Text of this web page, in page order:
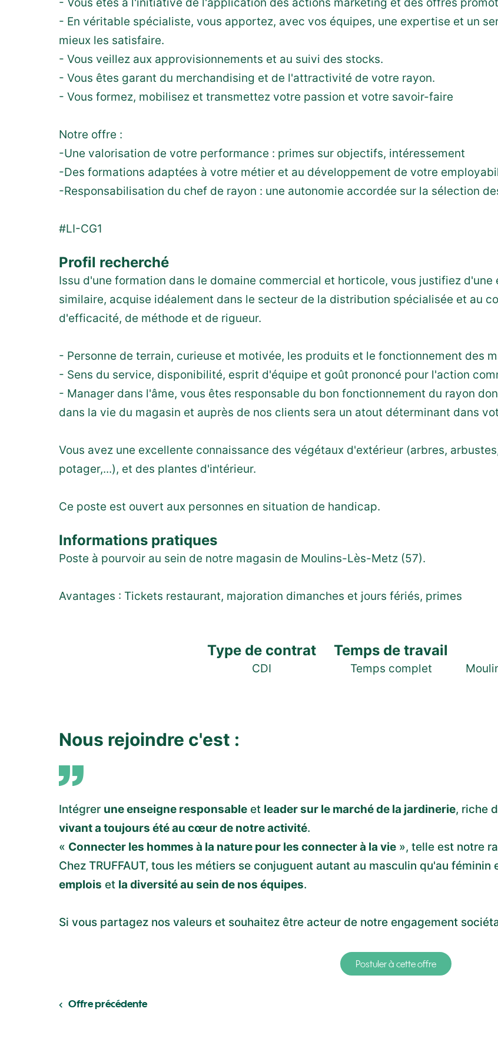
- En véritable spécialiste, vous apportez, avec vos équipes, une expertise et un
mieux les satisfaire.
- Vous veillez aux approvisionnements et au suivi des stocks.
- Vous êtes garant du merchandising et de l'attractivité de votre rayon.
- Vous formez, mobilisez et transmettez votre passion et votre savoir-faire
Notre offre :
-Une valorisation de votre performance : primes sur objectifs, intéressement
-Des formations adaptées à votre métier et au développement de votre
-Responsabilisation du chef de rayon : une autonomie accordée sur la sélection
#LI-CG1
Profil recherché
Issu d'une formation dans le domaine commercial et horticole, vous justifiez
similaire, acquise idéalement dans le secteur de la distribution spécialisée et au
d'efficacité, de méthode et de rigueur.
- Personne de terrain, curieuse et motivée, les produits et le fonctionnement des
- Sens du service, disponibilité, esprit d'équipe et goût prononcé pour l'action
- Manager dans l'âme, vous êtes responsable du bon fonctionnement du rayon
dans la vie du magasin et auprès de nos clients sera un atout déterminant dans
Vous avez une excellente connaissance des végétaux d'extérieur (arbres,
potager,...), et des plantes d'intérieur.
Ce poste est ouvert aux personnes en situation de handicap.
Informations pratiques
Poste à pourvoir au sein de notre magasin de Moulins-Lès-Metz (57).
Avantages : Tickets restaurant, majoration dimanches et jours fériés, primes
Type de contrat
CDI
Temps de travail
Temps complet
Nous rejoindre c'est :
Intégrer une enseigne responsable et leader sur le marché de la jardinerie, riche
vivant a toujours été au cœur de notre activité.
« Connecter les hommes à la nature pour les connecter à la vie », telle est notre
Chez TRUFFAUT, tous les métiers se conjuguent autant au masculin qu'au féminin
emplois et la diversité au sein de nos équipes.
Si vous partagez nos valeurs et souhaitez être acteur de notre engagement
Postuler à cette offre
Offre précédente